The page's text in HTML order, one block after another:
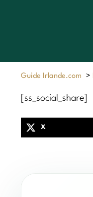
Guide Irlande.com >
[ss_social_share]
X